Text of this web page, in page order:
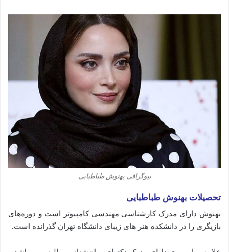
بیوگرافی بهنوش طباطبایی
تحصیلات بهنوش طباطبایی
بهنوش دارای مدرک کارشناسی مهندسی کامپیوتر است و دوره‌های
بازیگری را در دانشکده هنر های زیبای دانشگاه تهران گذرانده است.